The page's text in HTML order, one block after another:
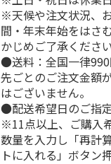
※天候や注文状況、
間・年末年始をはさ
かじめご了承ください
●送料：全国一律990
先ごとのご注文金額
はございません。
●配送希望日のご指
※11点以上、ご購入
数量を入力し「再計
トに入れる」ボタン